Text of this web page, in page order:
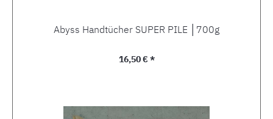
Abyss Handtücher SUPER PILE │700g
Regulärer Preis:
16,50 € *